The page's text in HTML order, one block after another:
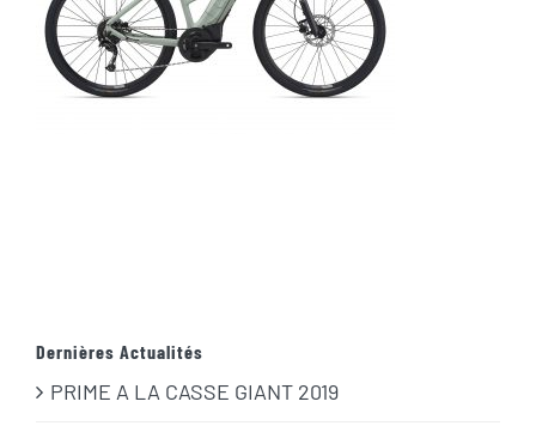
Dernières Actualités
PRIME A LA CASSE GIANT 2019